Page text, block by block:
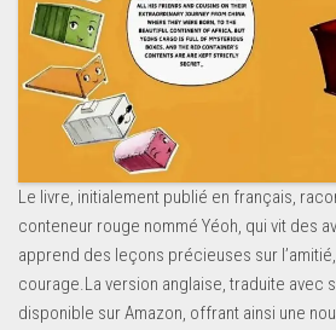
Le livre, initialement publié en français,
conteneur rouge nommé Yéoh, qui vit des
apprend des leçons précieuses sur
courage.La version anglaise, traduite avec
disponible sur Amazon, offrant ainsi une